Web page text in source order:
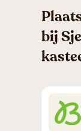
bij